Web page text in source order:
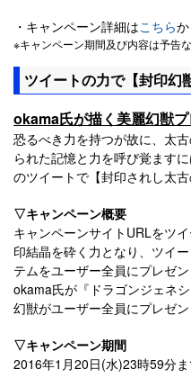
・キャンペーン詳細はこちらか
※キャンペーン期間及び内容は予告
ツイートの力で【封印幻
okama氏が描く美麗幻獣
恐るべき力を持つが故に、太
られた記憶と力を呼び覚ます
のツイートで【封印されし太
▽キャンペーン概要
キャンペーンサイトURLをツ
印結晶を砕く力となり、ツイ
テムをユーザー全員にプレゼ
okama氏が『ドラゴンジェネ
幻獣がユーザー全員にプレゼン
▽キャンペーン期間
2016年1月20日(水)23時59分